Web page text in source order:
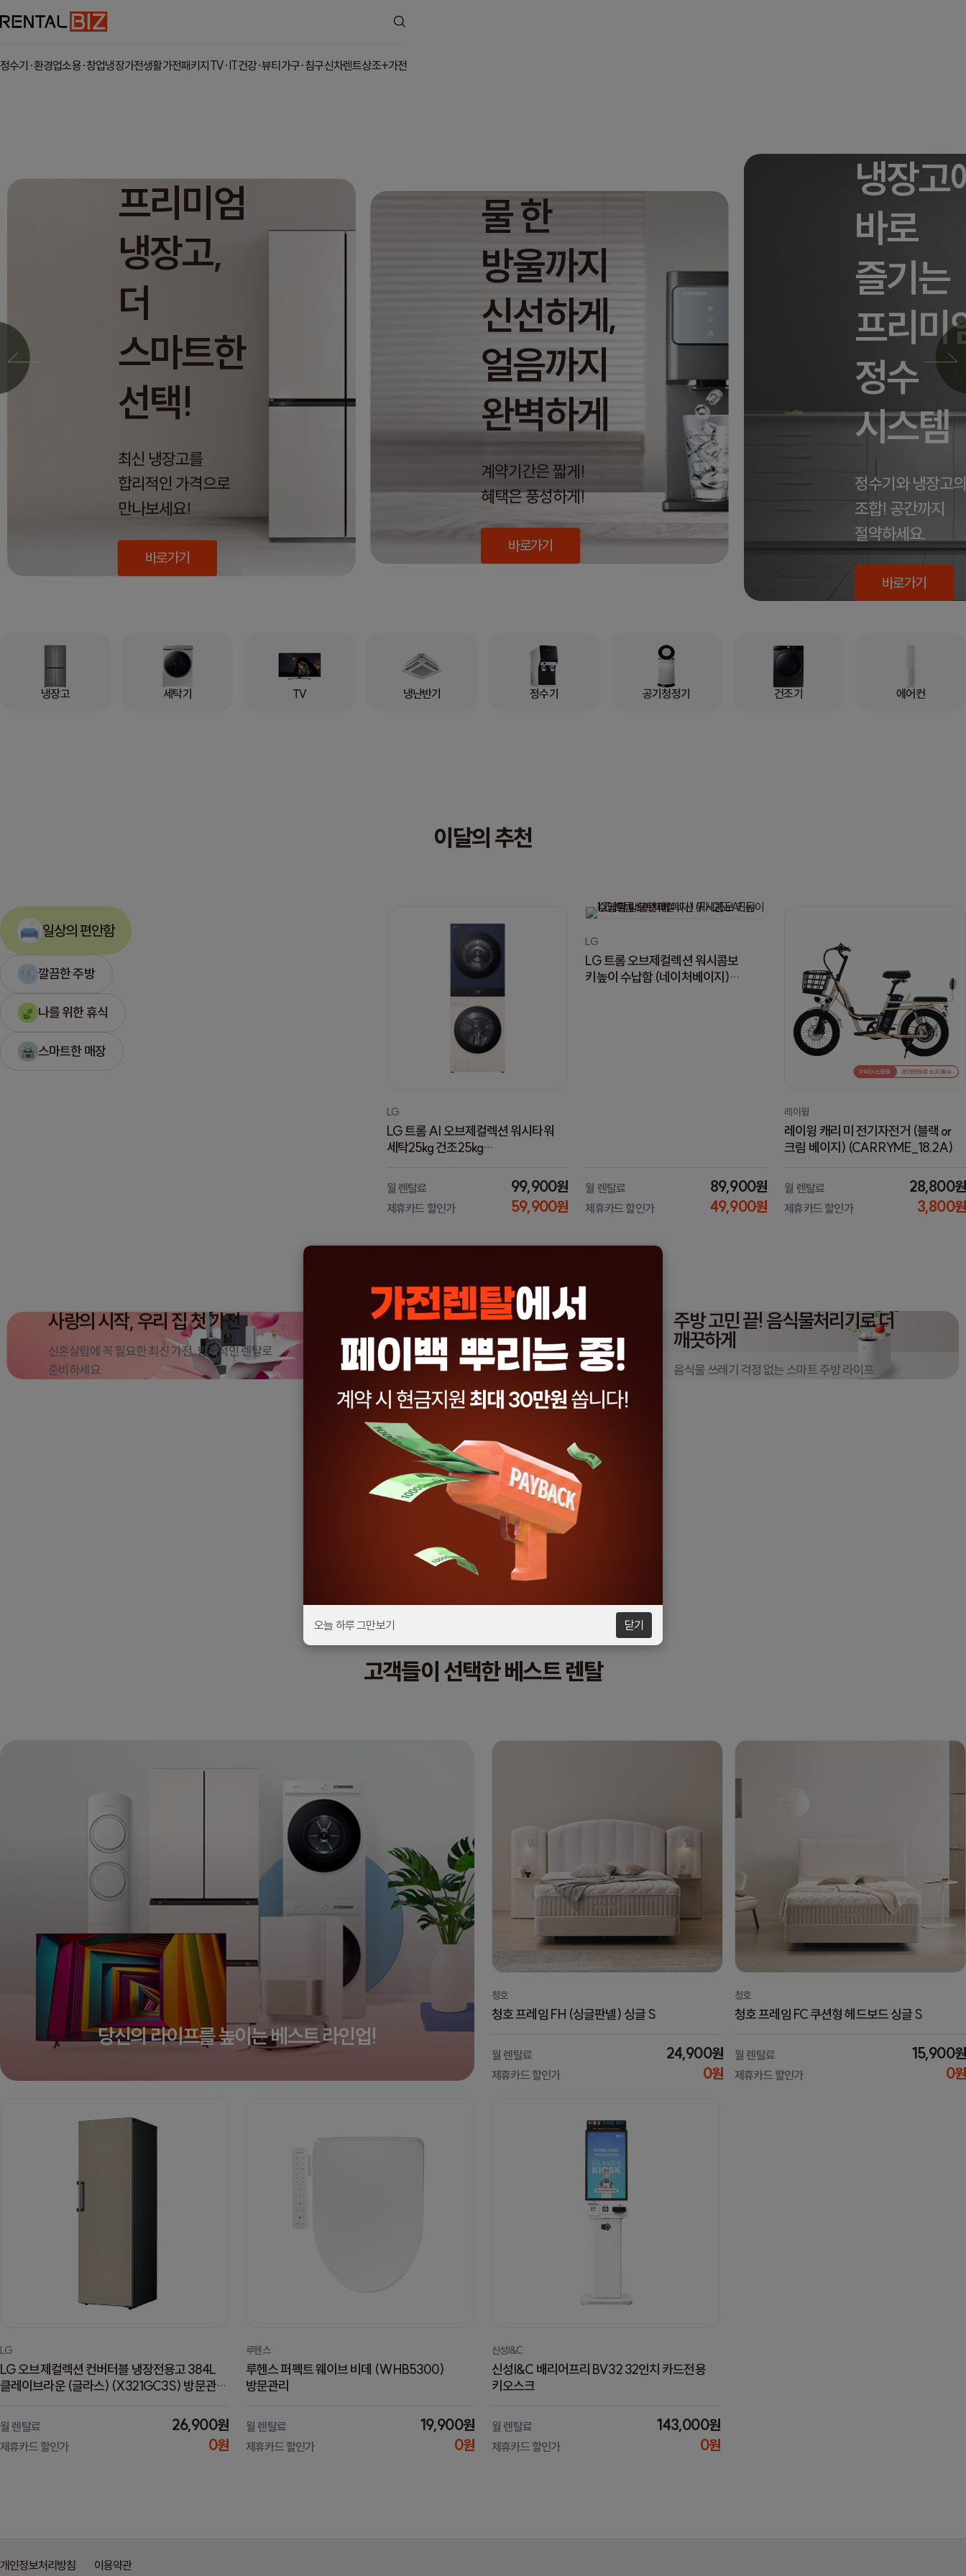
정수기·환경업소용·창업냉장가전생활가전패키지 TV·IT건강·뷰티 가구·침구신차렌트상조+가전
오늘 하루 그만보기 닫기
프리미엄
냉장고,
더
스마트한
선택!
최신 냉장고를
합리적인 가격으로
만나보세요!
바로가기
물 한
방울까지
신선하게,
얼음까지
완벽하게
계약기간은 짧게!
혜택은 풍성하게!
바로가기
냉장고
바로
즐기는
프리미
정수
시스템
정수기와 냉장고
조합! 공간까지
절약하세요.
바로가기
냉장고 세탁기 TV 냉난반기 정수기 공기청정기 건조기 에어컨
이달의 추천
일상의 편안함
깔끔한 주방
나를 위한 휴식
스마트한 매장
LG
LG 트롬 AI 오브제컬렉션 워시타워
세탁25kg 건조25kg
월 렌탈료 99,900원
제휴카드 할인가 59,900원
LG
LG 트롬 오브제컬렉션 워시콤보
키높이 수납함 (네이처베이지)
월 렌탈료 89,900원
제휴카드 할인가 49,900원
레이윙
레이윙 캐리 미 전기자전거 (블랙 or
크림 베이지) (CARRYME_18.2A)
월 렌탈료 28,800원
제휴카드 할인가 3,800원
사랑의 시작,우리 집 첫 가전
신혼살림에 꼭 필요한 최신 가전, 합리적인 렌탈로
준비하세요.
우리의 새집,첫 렌탈 라이프
시작!
현명한 선택으로 완성하는 신혼·이사
주방 고민 끝! 음식물처리기로 더
깨끗하게
음식물 쓰레기 걱정 없는 스마트 주방 라이프
고객들이 선택한 베스트 렌탈
당신의 라이프를 높이는 베스트 라인업!
청호
청호 프레임 FH (싱글판넬) 싱글 S
월 렌탈료 24,900원
제휴카드 할인가 0원
청호
청호 프레임 FC 쿠션형 헤드보드 싱글 S
월 렌탈료 15,900원
제휴카드 할인가 0원
LG
LG 오브제컬렉션 컨버터블 냉장전용고 384L
클레이브라운 (글라스) (X321GC3S) 방문관리
월 렌탈료 26,900원
제휴카드 할인가 0원
루헨스
루헨스 퍼펙트 웨이브 비데 (WHB5300)
방문관리
월 렌탈료 19,900원
제휴카드 할인가 0원
신성I&C
신성I&C 배리어프리 BV32 32인치 카드전용
키오스크
월 렌탈료 143,000원
제휴카드 할인가 0원
개인정보처리방침 이용약관